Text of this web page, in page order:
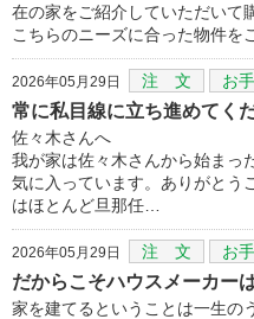
在の家をご紹介していただいて
こちらのニーズに合った物件を
2026年05月29日 注 文 お
常に私目線に立ち進めてく
佐々木さんへ
我が家は佐々木さんから始まっ
気に入っています。ありがとう
はほとんど旦那任…
2026年05月29日 注 文 お
だからこそハウスメーカー
家を建てるということは一生の